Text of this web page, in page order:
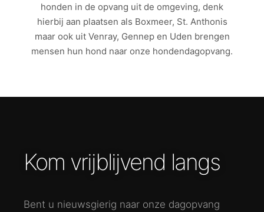
honden in de opvang uit de omgeving, denk
hierbij aan plaatsen als Boxmeer, St. Anthonis
maar ook uit Venray, Gennep en Uden brengen
mensen hun hond naar onze hondendagopvang.
Kom vrijblijvend langs
Bent u nieuwsgierig naar onze dagopvang